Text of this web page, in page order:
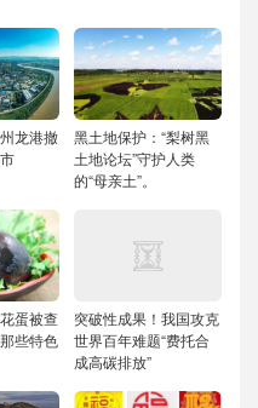
龙港撤
黑土地保护：“梨树黑
土地论坛”守护人类
的“母亲土”。
蛋被查
些特色
突破性成果！我国攻克
世界百年难题“费托合
成高碳排放”